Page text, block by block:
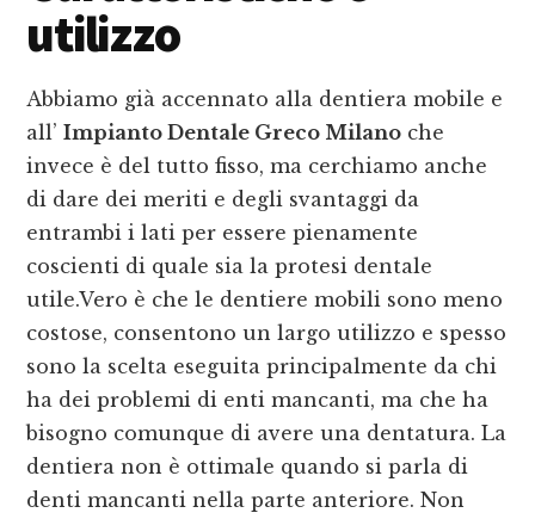
utilizzo
Abbiamo già accennato alla dentiera mobile e
all’Impianto Dentale Greco Milano che
invece è del tutto fisso, ma cerchiamo anche
di dare dei meriti e degli svantaggi da
entrambi i lati per essere pienamente
coscienti di quale sia la protesi dentale
utile.Vero è che le dentiere mobili sono meno
costose, consentono un largo utilizzo e spesso
sono la scelta eseguita principalmente da chi
ha dei problemi di enti mancanti, ma che ha
bisogno comunque di avere una dentatura. La
dentiera non è ottimale quando si parla di
denti mancanti nella parte anteriore. Non